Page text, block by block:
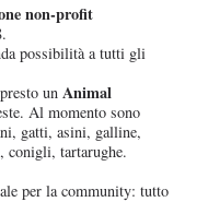
non-profit
possibilità a tutti gli
unAnimal
Al momento sono
gatti, asini, galline,
conigli, tartarughe.
per la community: tutto